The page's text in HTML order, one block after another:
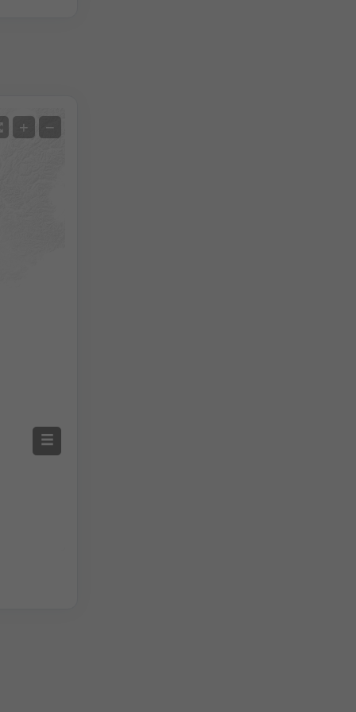
+ −